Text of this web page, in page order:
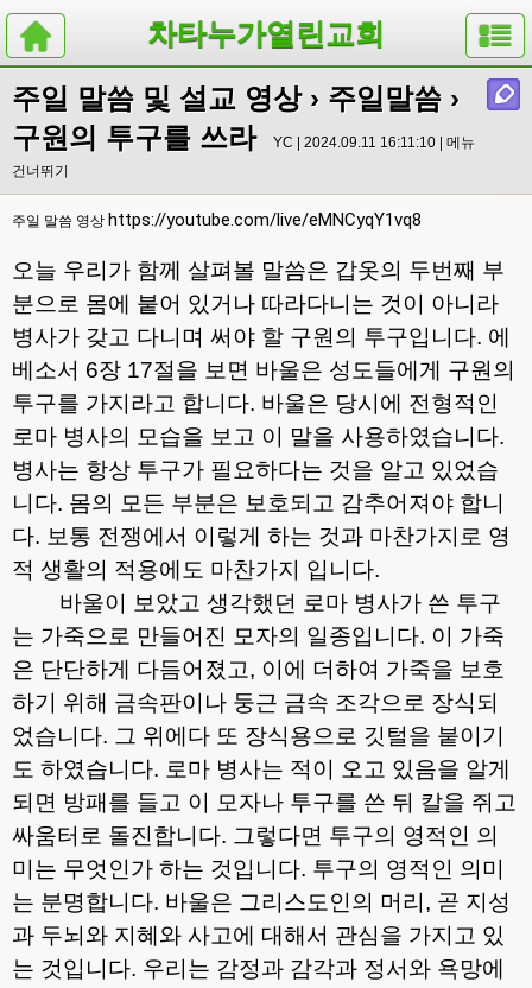
차타누가열린교회
주일 말씀 및 설교 영상› 주일말씀 ›
구원의 투구를 쓰라
YC | 2024.09.11 16:11:10 | 메뉴
건너뛰기
주일 말씀 영상 https://youtube.com/live/eMNCyqY1vq8
오늘 우리가 함께 살펴볼 말씀은 갑옷의 두번째 부
분으로 몸에 붙어 있거나 따라다니는 것이 아니라
병사가 갖고 다니며 써야 할 구원의 투구입니다. 에
베소서 6장 17절을 보면 바울은 성도들에게 구원의
투구를 가지라고 합니다. 바울은 당시에 전형적인
로마 병사의 모습을 보고 이 말을 사용하였습니다.
병사는 항상 투구가 필요하다는 것을 알고 있었습
니다. 몸의 모든 부분은 보호되고 감추어져야 합니
다. 보통 전쟁에서 이렇게 하는 것과 마찬가지로 영
적 생활의 적용에도 마찬가지 입니다.
바울이 보았고 생각했던 로마 병사가 쓴 투구
는 가죽으로 만들어진 모자의 일종입니다. 이 가죽
은 단단하게 다듬어졌고, 이에 더하여 가죽을 보호
하기 위해 금속판이나 둥근 금속 조각으로 장식되
었습니다. 그 위에다 또 장식용으로 깃털을 붙이기
도 하였습니다. 로마 병사는 적이 오고 있음을 알게
되면 방패를 들고 이 모자나 투구를 쓴 뒤 칼을 쥐고
싸움터로 돌진합니다. 그렇다면 투구의 영적인 의
미는 무엇인가 하는 것입니다. 투구의 영적인 의미
는 분명합니다. 바울은 그리스도인의 머리 , 곧 지성
과 두뇌와 지혜와 사고에 대해서 관심을 가지고 있
는 것입니다. 우리는 감정과 감각과 정서와 욕망에